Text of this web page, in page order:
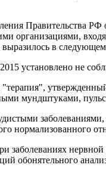
Правительства
организациями,
в
установлено не
мундштуками,
нормализованного
обонятельного